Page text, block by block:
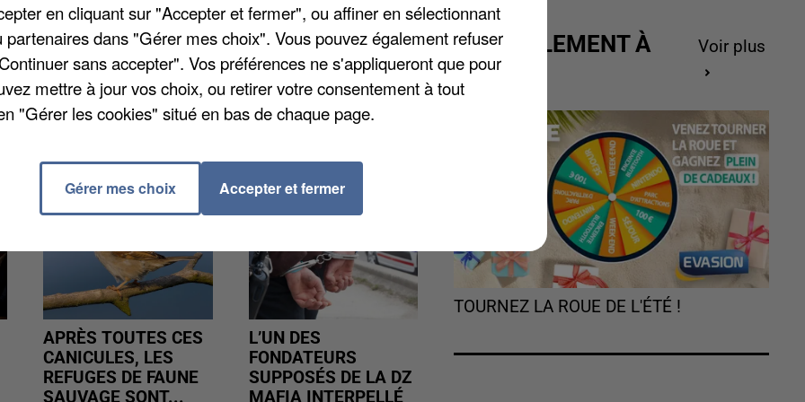
de 9h à 13h. Des nocturnes sont prévues
de 18h à 21h. Pour y participer, rendez-vous
APRÈS TOUTES CES
CANICULES, LES
REFUGES DE FAUNE
SAUVAGE SONT...
L’UN DES
FONDATEURS
SUPPOSÉS DE LA DZ
MAFIA INTERPELLÉ
ACTUELLEMENT À
GAGNER
Voir plus
TOURNEZ LA ROUE DE L'ÉTÉ !
en cliquant sur "Accepter et fermer", ou affiner en sélectionnant
partenaires dans "Gérer mes choix". Vous pouvez également refuser
sans accepter". Vos préférences ne s'appliqueront que pour
mettre à jour vos choix, ou retirer votre consentement à tout
"Gérer les cookies" situé en bas de chaque page.
Gérer mes choix Accepter et fermer